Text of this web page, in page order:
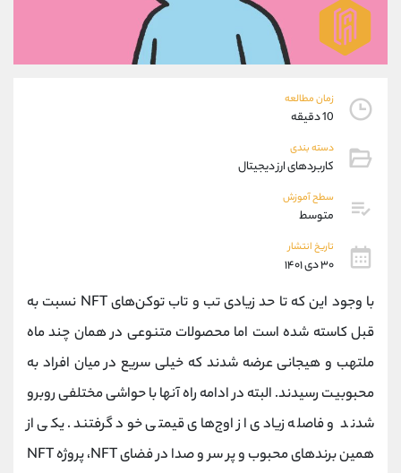
زمان مطالعه
10 دقیقه
دسته بندی
کاربردهای ارز دیجیتال
سطح آموزش
متوسط
تاریخ انتشار
۳۰ دی ۱۴۰۱
با وجود این که تا حد زیادی تب ‌و تاب توکن‌های NFT نسبت به
قبل کاسته شده است اما محصولات متنوعی در همان چند ماه
ملتهب و هیجانی عرضه شدند که خیلی سریع در میان افراد به
محبوبیت رسیدند. البته در ادامه راه آنها با حواشی مختلفی روبرو
شدند و فاصله زیادی از اوج‌های قیمتی خود گرفتند. یکی از
همین برندهای محبوب‌ و پر سر و صدا در فضای NFT، پروژه NFT
واتساپ
تلگرام @Armteam_admin_por
پشتیبان فروش
موبایل
واتساپ
داخلی
اطلاعات تماس (دفتر فروش)
تلفن 021-22021030
بدون پیش شماره 90001030
اینستاگرام @alireza.mehrabii
@alirezamehrabi_com